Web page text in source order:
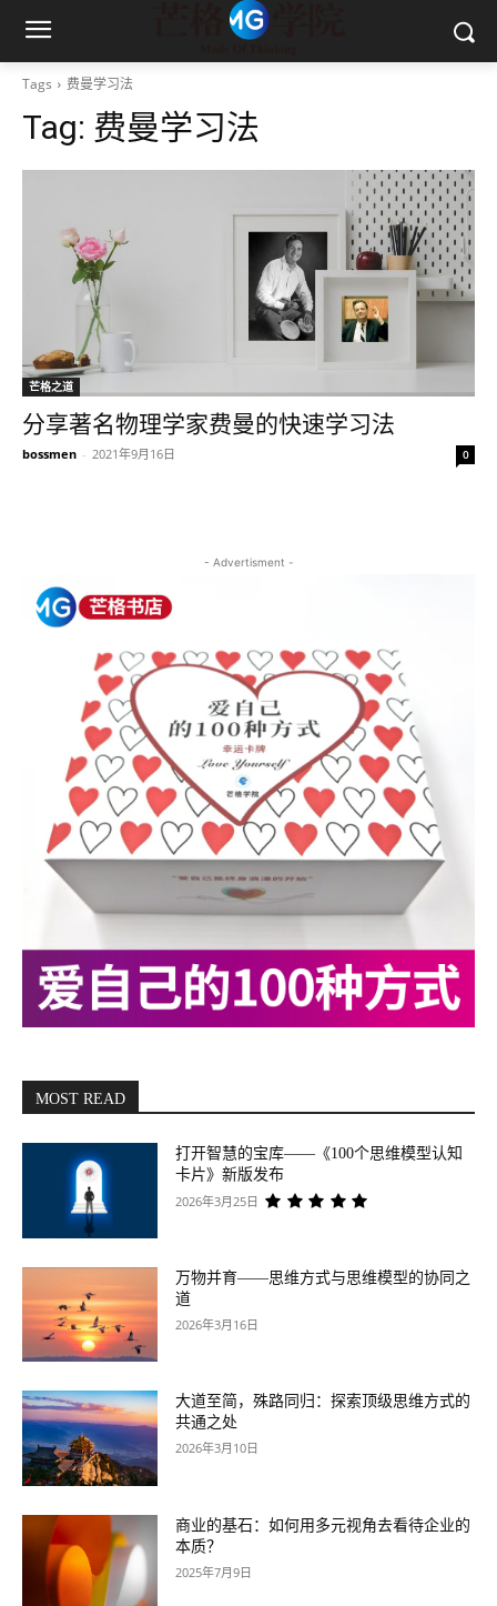
Tags 费曼学习法
Tag: 费曼学习法
芒格之道
分享著名物理学家费曼的快速学习法
bossmen - 2021年9月16日 0
- Advertisment -
MOST READ
打开智慧的宝库——《100个思维模型认知
卡片》新版发布
2026年3月25日
万物并育——思维方式与思维模型的协同之
道
2026年3月16日
大道至简，殊路同归：探索顶级思维方式的
共通之处
2026年3月10日
商业的基石：如何用多元视角去看待企业的
本质？
2025年7月9日